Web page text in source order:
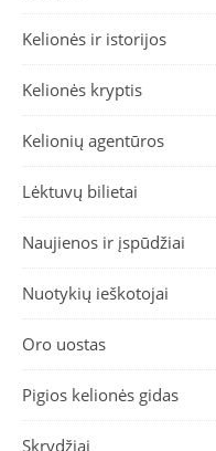
Kelionės ir istorijos
Kelionės kryptis
Kelionių agentūros
Lėktuvų bilietai
Naujienos ir įspūdžiai
Nuotykių ieškotojai
Oro uostas
Pigios kelionės gidas
Skrydžiai